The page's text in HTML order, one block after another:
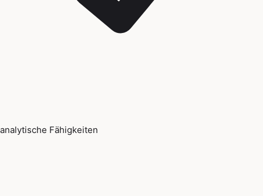
analytische Fähigkeiten